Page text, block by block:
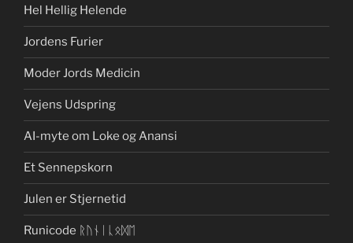
Hel Hellig Helende
Jordens Furier
Moder Jords Medicin
Vejens Udspring
AI-myte om Loke og Anansi
Et Sennepskorn
Julen er Stjernetid
Runicode ᚱᚢᚾᛁᚳᛟᛞᛖ